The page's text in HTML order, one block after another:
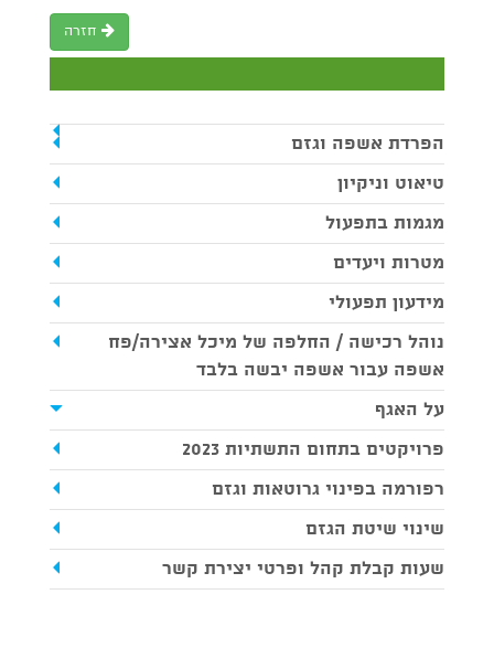
חזרה
הפרדת אשפה וגזם
טיאוט וניקיון
מגמות בתפעול
מטרות ויעדים
מידעון תפעולי
נוהל רכישה / החלפה של מיכל אצירה/פח
אשפה עבור אשפה יבשה בלבד
על האגף
פרויקטים בתחום התשתיות 2023
רפורמה בפינוי גרוטאות וגזם
שינוי שיטת הגזם
שעות קבלת קהל ופרטי יצירת קשר